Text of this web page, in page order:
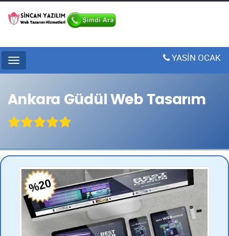
Menu YASİN OCAK
Ankara Güdül Web Tasarım